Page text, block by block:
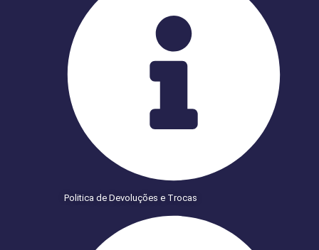
Politica de Devoluções e Trocas